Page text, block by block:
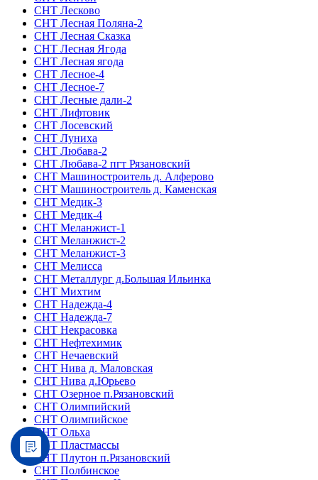
СНТ Лесково
СНТ Лесная Поляна-2
СНТ Лесная Сказка
СНТ Лесная Ягода
СНТ Лесная ягода
СНТ Лесное-4
СНТ Лесное-7
СНТ Лесные дали-2
СНТ Лифтовик
СНТ Лосевский
СНТ Луниха
СНТ Любава-2
СНТ Любава-2 пгт Рязановский
СНТ Машиностроитель д. Алферово
СНТ Машиностроитель д. Каменская
СНТ Медик-3
СНТ Медик-4
СНТ Меланжист-1
СНТ Меланжист-2
СНТ Меланжист-3
СНТ Мелисса
СНТ Металлург д.Большая Ильинка
СНТ Михтим
СНТ Надежда-4
СНТ Надежда-7
СНТ Некрасовка
СНТ Нефтехимик
СНТ Нечаевский
СНТ Нива д. Маловская
СНТ Нива д.Юрьево
СНТ Озерное п.Рязановский
СНТ Олимпийский
СНТ Олимпийское
СНТ Ольха
СНТ Пластмассы
СНТ Плутон п.Рязановский
СНТ Полбинское